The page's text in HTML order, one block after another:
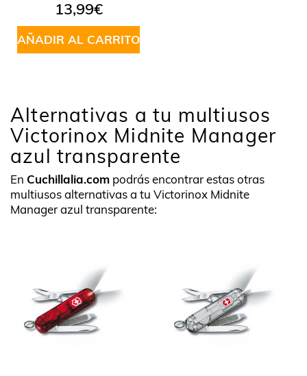
13,99€
AÑADIR AL CARRITO
Alternativas a tu multiusos
Victorinox Midnite Manager
azul transparente
En Cuchillalia.com podrás encontrar estas otras
multiusos alternativas a tu Victorinox Midnite
Manager azul transparente: